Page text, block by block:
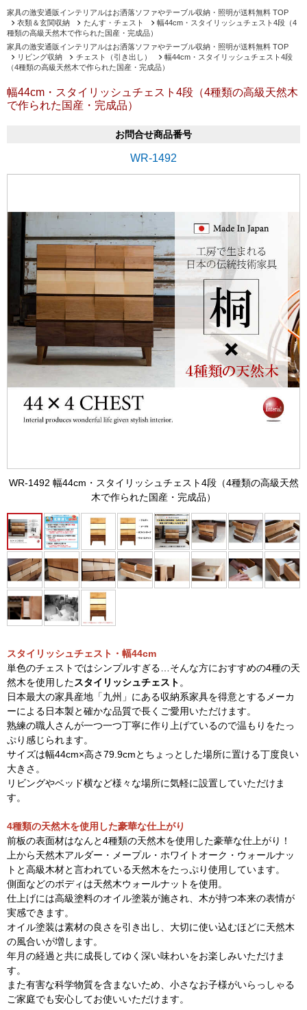
家具の激安通販インテリアルはお洒落ソファやテーブル収納・照明が送料無料 TOP
衣類＆玄関収納
たんす・チェスト
幅44cm・スタイリッシュチェスト4段（4
種類の高級天然木で作られた国産・完成品）
家具の激安通販インテリアルはお洒落ソファやテーブル収納・照明が送料無料 TOP
リビング収納
チェスト（引き出し）
幅44cm・スタイリッシュチェスト4段
（4種類の高級天然木で作られた国産・完成品）
幅44cm・スタイリッシュチェスト4段（4種類の高級天然木
で作られた国産・完成品）
お問合せ商品番号
WR-1492
WR-1492 幅44cm・スタイリッシュチェスト4段（4種類の高級天然
木で作られた国産・完成品）
スタイリッシュチェスト・幅44cm
単色のチェストではシンプルすぎる…そんな方におすすめの4種の天
然木を使用したスタイリッシュチェスト。
日本最大の家具産地「九州」にある収納系家具を得意とするメーカ
ーによる日本製と確かな品質で長くご愛用いただけます。
熟練の職人さんが一つ一つ丁寧に作り上げているので温もりをたっ
ぷり感じられます。
サイズは幅44cm×高さ79.9cmとちょっとした場所に置ける丁度良い
大きさ。
リビングやベッド横など様々な場所に気軽に設置していただけま
す。
4種類の天然木を使用した豪華な仕上がり
前板の表面材はなんと4種類の天然木を使用した豪華な仕上がり！
上から天然木アルダー・メープル・ホワイトオーク・ウォールナッ
トと高級木材と言われている天然木をたっぷり使用しています。
側面などのボディは天然木ウォールナットを使用。
仕上げには高級塗料のオイル塗装が施され、木が持つ本来の表情が
実感できます。
オイル塗装は素材の良さを引き出し、大切に使い込むほどに天然木
の風合いが増します。
年月の経過と共に成長してゆく深い味わいをお楽しみいただけま
す。
また有害な科学物質を含まないため、小さなお子様がいらっしゃる
ご家庭でも安心してお使いいただけます。